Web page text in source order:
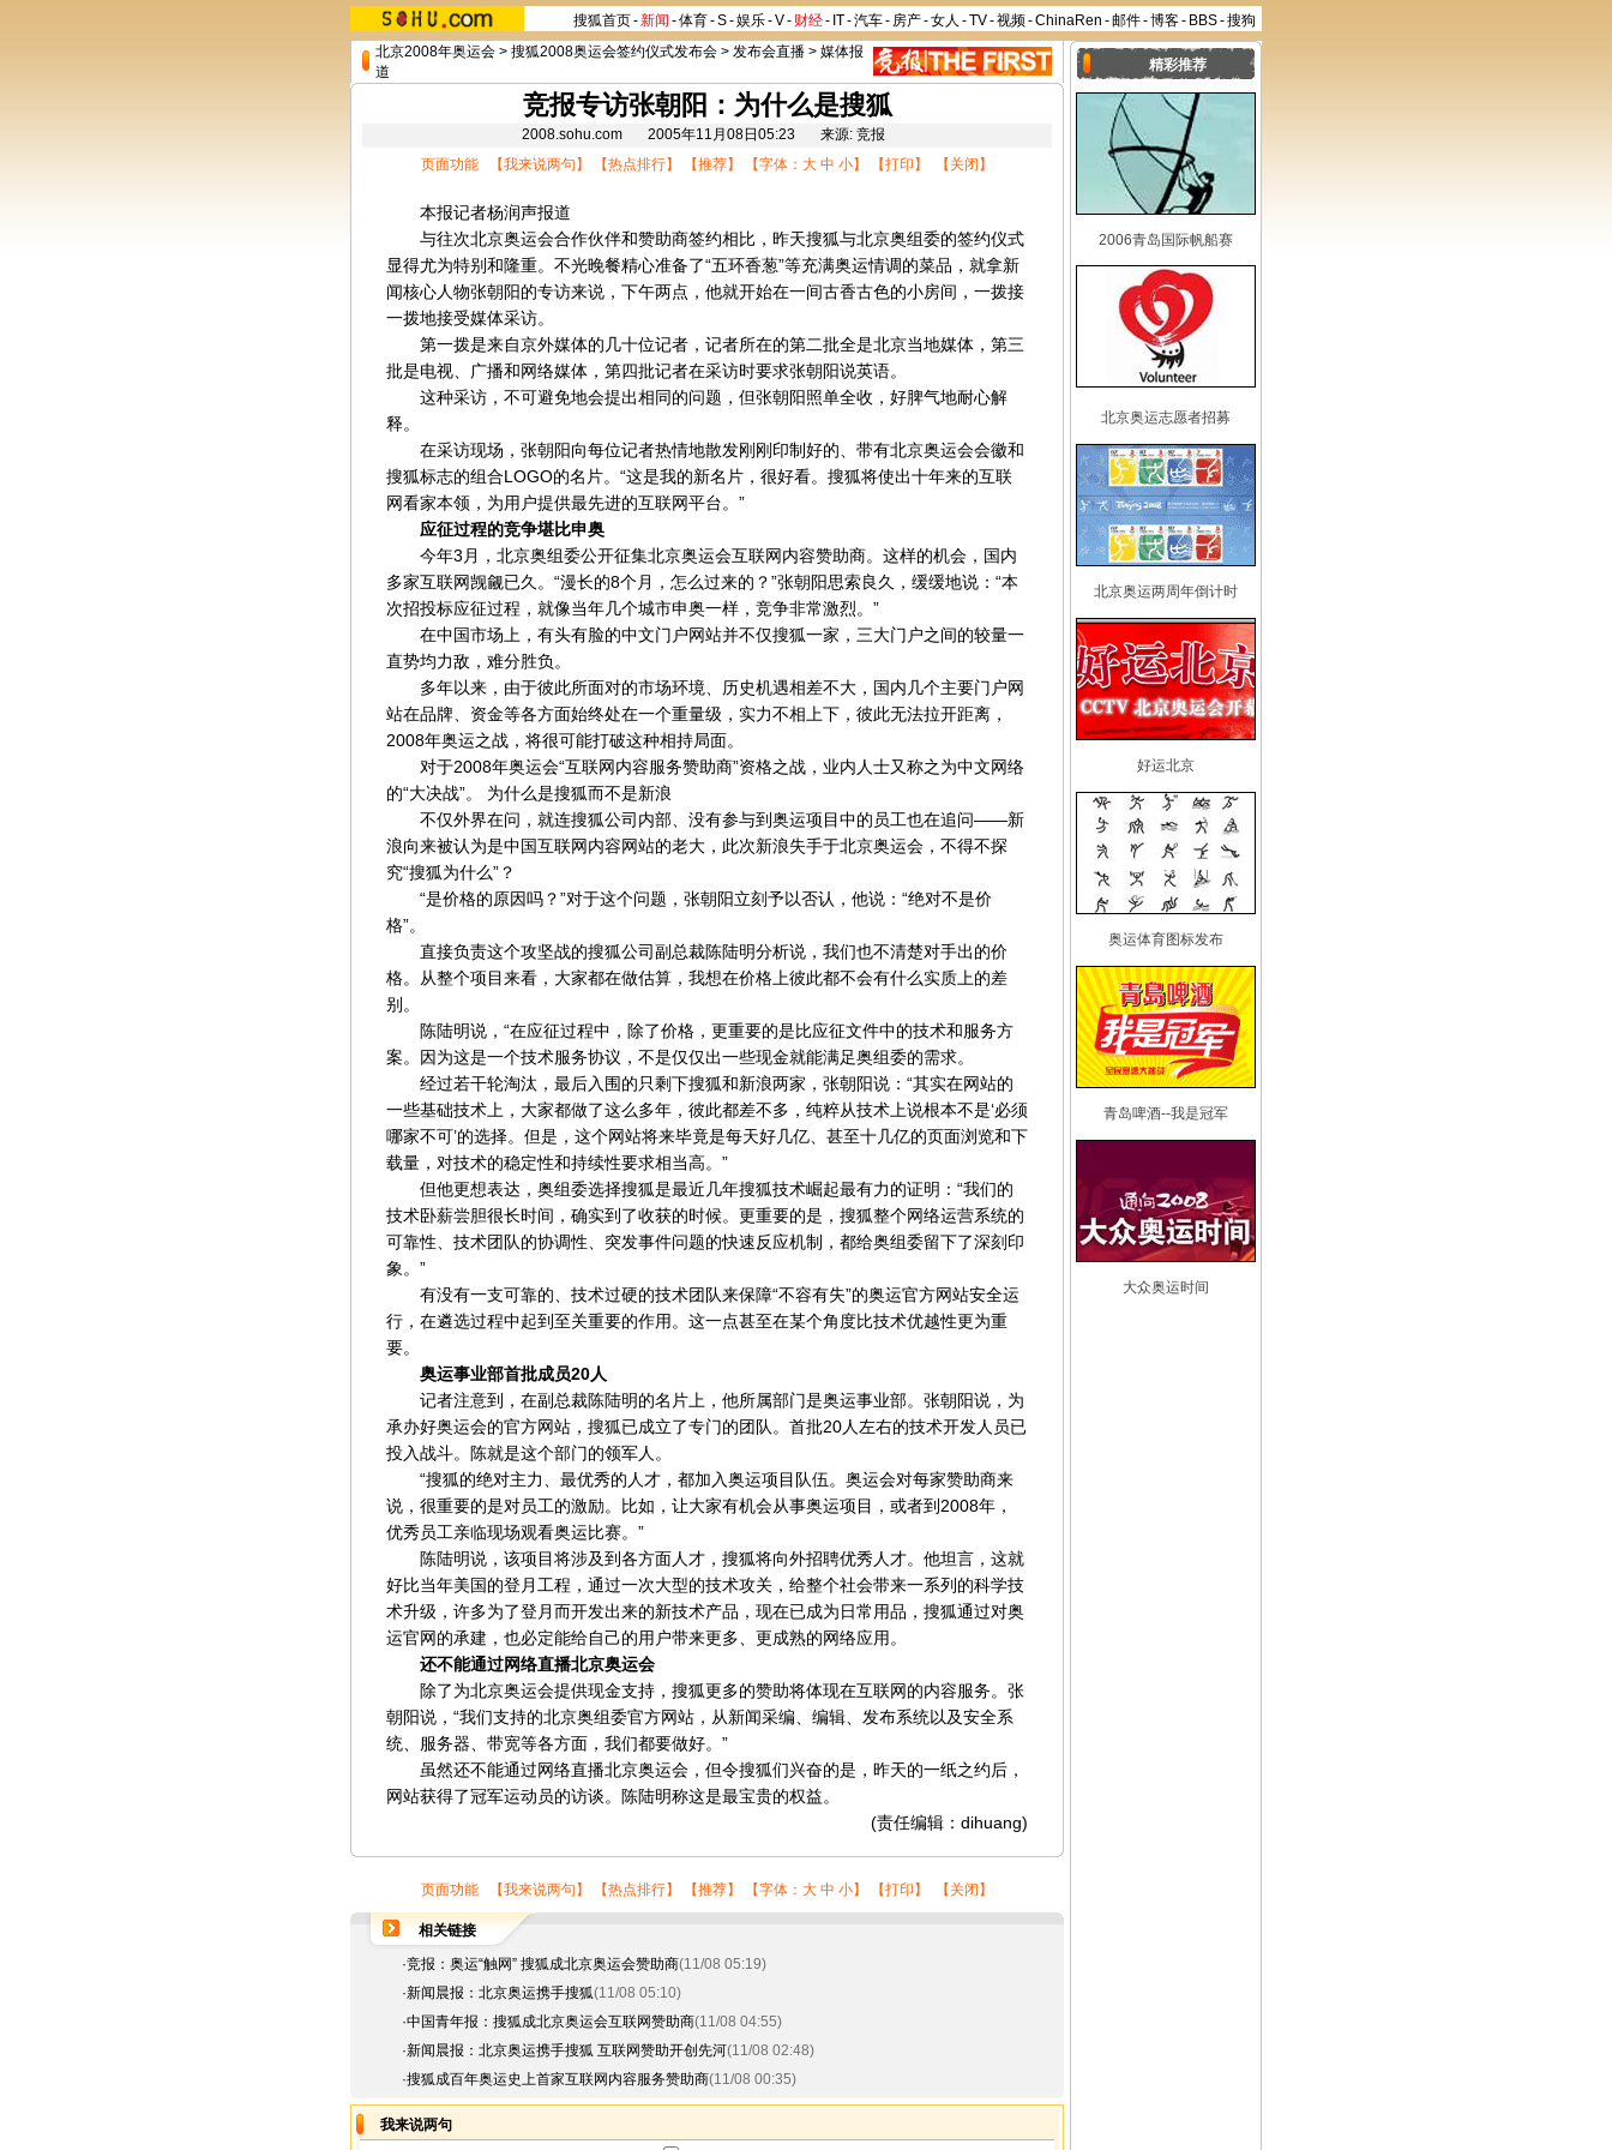
搜狐首页-新闻 -体育-S-娱乐-V- 财经- IT-汽车- 房产-女人 -TV-视频-ChinaRen -邮件-博客- BBS-搜狗
北京2008年奥运会 > 搜狐2008奥运会签约仪式发布会 > 发布会直播 > 媒体报
道
竞报专访张朝阳：为什么是搜狐
2008.sohu.com 2005年11月08日05:23 来源: 竞报
页面功能 【我来说两句 】 【热点排行】 【推荐】 【字体： 大 中 小】 【打印 】 【 关闭 】
本报记者杨润声报道
与往次北京奥运会合作伙伴和赞助商签约相比，昨天搜狐与北京奥组委的签约仪式
显得尤为特别和隆重。不光晚餐精心准备了“五环香葱”等充满奥运情调的菜品，就拿新
闻核心人物张朝阳的专访来说，下午两点，他就开始在一间古香古色的小房间，一拨接
一拨地接受媒体采访。
第一拨是来自京外媒体的几十位记者，记者所在的第二批全是北京当地媒体，第三
批是电视、广播和网络媒体，第四批记者在采访时要求张朝阳说英语。
这种采访，不可避免地会提出相同的问题，但张朝阳照单全收，好脾气地耐心解
释。
在采访现场，张朝阳向每位记者热情地散发刚刚印制好的、带有北京奥运会会徽和
搜狐标志的组合LOGO的名片。“这是我的新名片，很好看。搜狐将使出十年来的互联
网看家本领，为用户提供最先进的互联网平台。”
应征过程的竞争堪比申奥
今年3月，北京奥组委公开征集北京奥运会互联网内容赞助商。这样的机会，国内
多家互联网觊觎已久。“漫长的8个月，怎么过来的？”张朝阳思索良久，缓缓地说：“本
次招投标应征过程，就像当年几个城市申奥一样，竞争非常激烈。”
在中国市场上，有头有脸的中文门户网站并不仅搜狐一家，三大门户之间的较量一
直势均力敌，难分胜负。
多年以来，由于彼此所面对的市场环境、历史机遇相差不大，国内几个主要门户网
站在品牌、资金等各方面始终处在一个重量级，实力不相上下，彼此无法拉开距离，
2008年奥运之战，将很可能打破这种相持局面。
对于2008年奥运会“互联网内容服务赞助商”资格之战，业内人士又称之为中文网络
的“大决战”。 为什么是搜狐而不是新浪
不仅外界在问，就连搜狐公司内部、没有参与到奥运项目中的员工也在追问——新
浪向来被认为是中国互联网内容网站的老大，此次新浪失手于北京奥运会，不得不探
究“搜狐为什么”？
“是价格的原因吗？”对于这个问题，张朝阳立刻予以否认，他说：“绝对不是价
格”。
直接负责这个攻坚战的搜狐公司副总裁陈陆明分析说，我们也不清楚对手出的价
格。从整个项目来看，大家都在做估算，我想在价格上彼此都不会有什么实质上的差
别。
陈陆明说，“在应征过程中，除了价格，更重要的是比应征文件中的技术和服务方
案。因为这是一个技术服务协议，不是仅仅出一些现金就能满足奥组委的需求。
经过若干轮淘汰，最后入围的只剩下搜狐和新浪两家，张朝阳说：“其实在网站的
一些基础技术上，大家都做了这么多年，彼此都差不多，纯粹从技术上说根本不是‘必须
哪家不可’的选择。但是，这个网站将来毕竟是每天好几亿、甚至十几亿的页面浏览和下
载量，对技术的稳定性和持续性要求相当高。”
但他更想表达，奥组委选择搜狐是最近几年搜狐技术崛起最有力的证明：“我们的
技术卧薪尝胆很长时间，确实到了收获的时候。更重要的是，搜狐整个网络运营系统的
可靠性、技术团队的协调性、突发事件问题的快速反应机制，都给奥组委留下了深刻印
象。”
有没有一支可靠的、技术过硬的技术团队来保障“不容有失”的奥运官方网站安全运
行，在遴选过程中起到至关重要的作用。这一点甚至在某个角度比技术优越性更为重
要。
奥运事业部首批成员20人
记者注意到，在副总裁陈陆明的名片上，他所属部门是奥运事业部。张朝阳说，为
承办好奥运会的官方网站，搜狐已成立了专门的团队。首批20人左右的技术开发人员已
投入战斗。陈就是这个部门的领军人。
“搜狐的绝对主力、最优秀的人才，都加入奥运项目队伍。奥运会对每家赞助商来
说，很重要的是对员工的激励。比如，让大家有机会从事奥运项目，或者到2008年，
优秀员工亲临现场观看奥运比赛。”
陈陆明说，该项目将涉及到各方面人才，搜狐将向外招聘优秀人才。他坦言，这就
好比当年美国的登月工程，通过一次大型的技术攻关，给整个社会带来一系列的科学技
术升级，许多为了登月而开发出来的新技术产品，现在已成为日常用品，搜狐通过对奥
运官网的承建，也必定能给自己的用户带来更多、更成熟的网络应用。
还不能通过网络直播北京奥运会
除了为北京奥运会提供现金支持，搜狐更多的赞助将体现在互联网的内容服务。张
朝阳说，“我们支持的北京奥组委官方网站，从新闻采编、编辑、发布系统以及安全系
统、服务器、带宽等各方面，我们都要做好。”
虽然还不能通过网络直播北京奥运会，但令搜狐们兴奋的是，昨天的一纸之约后，
网站获得了冠军运动员的访谈。陈陆明称这是最宝贵的权益。
(责任编辑：dihuang)
页面功能 【我来说两句 】 【热点排行】 【推荐】 【字体： 大 中 小】 【打印 】 【 关闭 】
相关链接
·竞报：奥运“触网” 搜狐成北京奥运会赞助商(11/08 05:19)
·新闻晨报：北京奥运携手搜狐(11/08 05:10)
·中国青年报：搜狐成北京奥运会互联网赞助商(11/08 04:55)
·新闻晨报：北京奥运携手搜狐 互联网赞助开创先河(11/08 02:48)
·搜狐成百年奥运史上首家互联网内容服务赞助商(11/08 00:35)
我来说两句
精彩推荐
2006青岛国际帆船赛
北京奥运志愿者招募
北京奥运两周年倒计时
好运北京
奥运体育图标发布
青岛啤酒--我是冠军
大众奥运时间